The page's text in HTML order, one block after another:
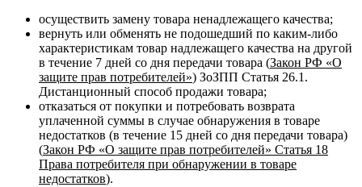
осуществить замену товара ненадлежащего качества;
вернуть или обменять не подошедший по каким-либо
характеристикам товар надлежащего качества на другой
в течение 7 дней со дня передачи товара (Закон РФ «О
защите прав потребителей») ЗоЗПП Статья 26.1.
Дистанционный способ продажи товара;
отказаться от покупки и потребовать возврата
уплаченной суммы в случае обнаружения в товаре
недостатков (в течение 15 дней со дня передачи товара)
(Закон РФ «О защите прав потребителей» Статья 18
Права потребителя при обнаружении в товаре
недостатков).